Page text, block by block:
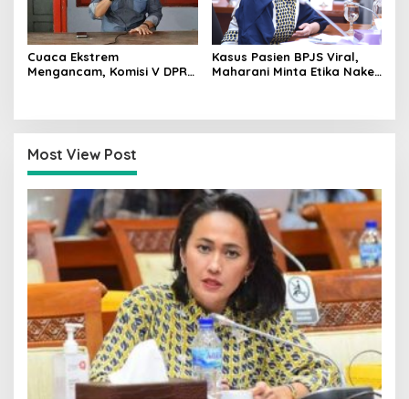
Cuaca Ekstrem
Mengancam, Komisi V DPR
Kasus Pasien BPJS Viral,
Maharani Minta Etika Nakes
Most View Post